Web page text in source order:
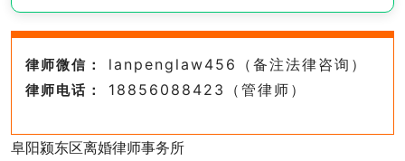
律师微信： lanpenglaw456（备注法律咨询）
律师电话： 18856088423（管律师）
阜阳颍东区离婚律师事务所